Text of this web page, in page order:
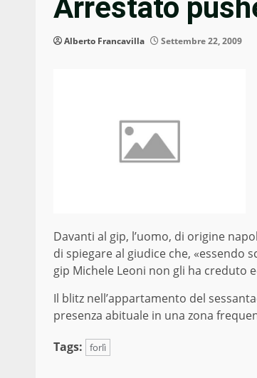
Arrestato
Alberto Francavilla Settembre 22, 2009
Davanti al gip, l’uomo, di origine
di spiegare al giudice che, «essendo
gip Michele Leoni non gli ha creduto
Il blitz nell’appartamento del
presenza abituale in una zona
Tags:
forlì